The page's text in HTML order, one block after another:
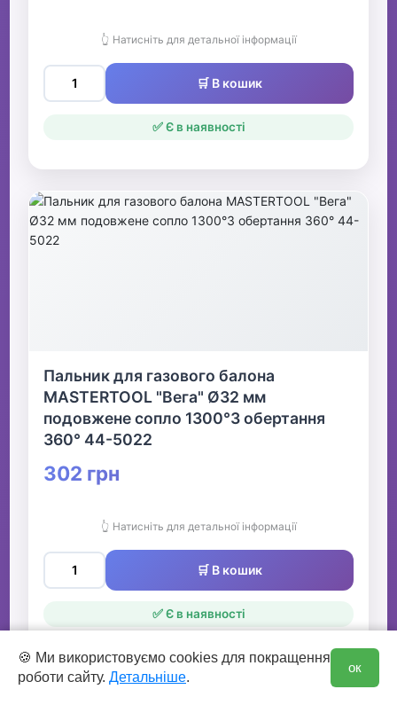
👆 Натисніть для детальної інформації
🛒 В кошик
✅ Є в наявності
Пальник для газового балона
MASTERTOOL "Вега" Ø32 мм
подовжене сопло 1300°З обертання
360° 44-5022
302 грн
👆 Натисніть для детальної інформації
🛒 В кошик
✅ Є в наявності
🍪 Ми використовуємо cookies для покращення
роботи сайту. Детальніше.
ок
0